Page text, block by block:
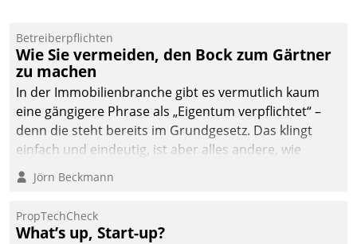
Datatrain ermöglicht
automatisiert ausgelöste,
zielgerichtete
Mieterbefragungen – eine
starke Grundlage für
intelligente,
Entscheidungen.
Betreiberpflichten
Wie Sie vermeiden, den Bock zum Gärtner
zu machen
In der Immobilienbranche gibt es vermutlich kaum
eine gängigere Phrase als „Eigentum verpflichtet“ –
denn die steht bereits im Grundgesetz. Das klingt
einfach und eindeutig, ist aber alles andere, wie
Branchenbeschäftigte wissen. Denn mit der
Verantwortung folgen Verpflichtungen.
Jörn Beckmann
PropTechCheck
What’s up, Start-up?